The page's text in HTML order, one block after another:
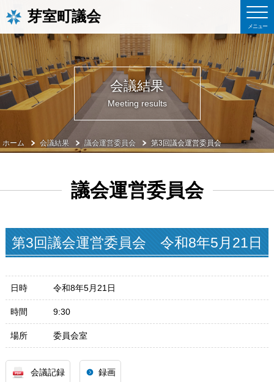
芽室町議会
会議結果
Meeting results
ホーム 会議結果 議会運営委員会 第3回議会運営委員会
議会運営委員会
第3回議会運営委員会 令和8年5月21日
日時 令和8年5月21日
時間 9:30
場所 委員会室
会議記録 録画